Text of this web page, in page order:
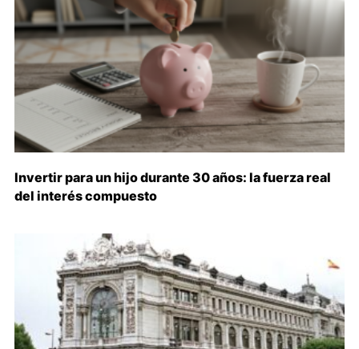
Invertir para un hijo durante 30 años: la fuerza real
del interés compuesto